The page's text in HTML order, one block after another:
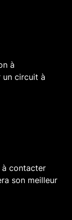
à
un circuit à
à contacter
son meilleur